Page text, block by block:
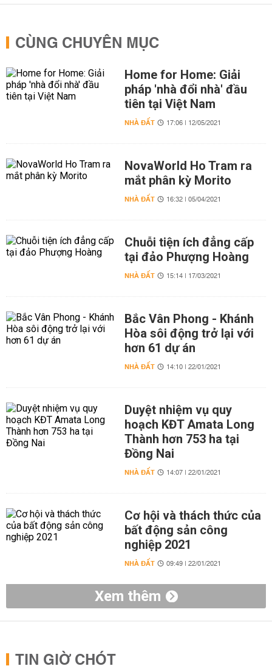
CÙNG CHUYÊN MỤC
Home for Home: Giải
pháp 'nhà đổi nhà' đầu
tiên tại Việt Nam
NHÀ ĐẤT 17:06 | 12/05/2021
NovaWorld Ho Tram ra
mắt phân kỳ Morito
NHÀ ĐẤT 16:32 | 05/04/2021
Chuỗi tiện ích đẳng cấp
tại đảo Phượng Hoàng
NHÀ ĐẤT 15:14 | 17/03/2021
Bắc Vân Phong - Khánh
Hòa sôi động trở lại với
hơn 61 dự án
NHÀ ĐẤT 14:10 | 22/01/2021
Duyệt nhiệm vụ quy
hoạch KĐT Amata Long
Thành hơn 753 ha tại
Đồng Nai
NHÀ ĐẤT 14:07 | 22/01/2021
Cơ hội và thách thức của
bất động sản công
nghiệp 2021
NHÀ ĐẤT 09:49 | 22/01/2021
Xem thêm
TIN GIỜ CHÓT